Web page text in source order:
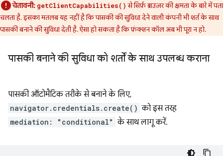
चेतावनी: getClientCapabilities() से सिर्फ़ ब्राउज़र की क्षमता के बारे में पता
चलता है. इसका मतलब यह नहीं है कि पासकी की सुविधा देने वाली कंपनी भी शर्त के साथ
पासकी बनाने की सुविधा देती है. ऐसा हो सकता है कि फ़ंक्शन कॉल अब भी पूरा न हो.
पासकी बनाने की सुविधा को शर्तों के साथ उपलब्ध कराना
पासकी ऑटोमैटिक तरीके से बनाने के लिए,
navigator.credentials.create() को इस तरह
mediation: "conditional" के साथ लागू करें.